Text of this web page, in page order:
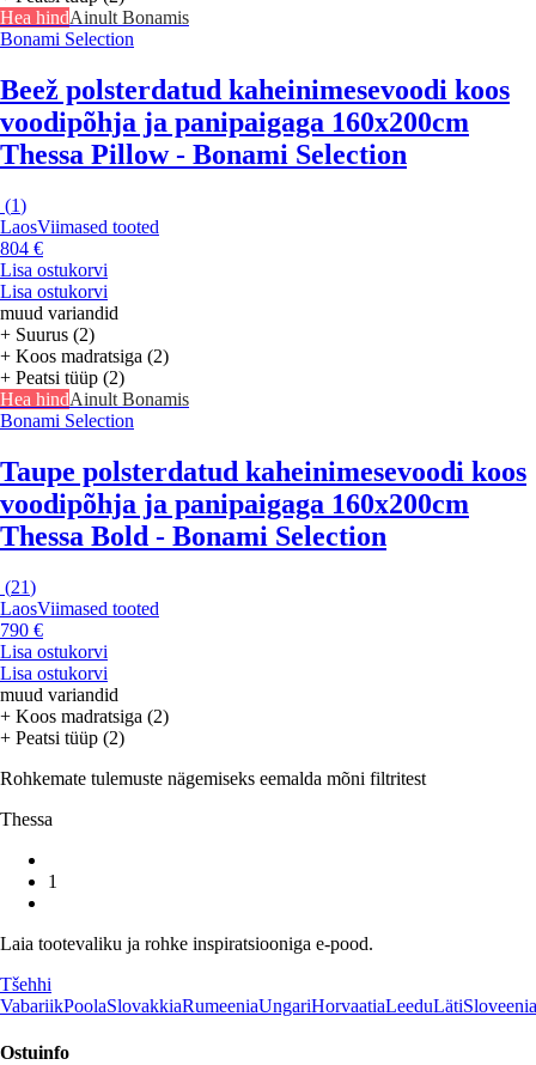
Hea hindAinult Bonamis
Bonami Selection
Beež polsterdatud kaheinimesevoodi koos
voodipõhja ja panipaigaga 160x200cm
Thessa Pillow - Bonami Selection
(1)
LaosViimased tooted
804 €
Lisa ostukorvi
Lisa ostukorvi
muud variandid
+ Suurus (2)
+ Koos madratsiga (2)
+ Peatsi tüüp (2)
Hea hindAinult Bonamis
Bonami Selection
Taupe polsterdatud kaheinimesevoodi koos
voodipõhja ja panipaigaga 160x200cm
Thessa Bold - Bonami Selection
(21)
LaosViimased tooted
790 €
Lisa ostukorvi
Lisa ostukorvi
muud variandid
+ Koos madratsiga (2)
+ Peatsi tüüp (2)
Rohkemate tulemuste nägemiseks eemalda mõni filtritest
Thessa
1
Laia tootevaliku ja rohke inspiratsiooniga e-pood.
Tšehhi
VabariikPoolaSlovakkiaRumeeniaUngariHorvaatiaLeeduLätiSloveenia
Ostuinfo